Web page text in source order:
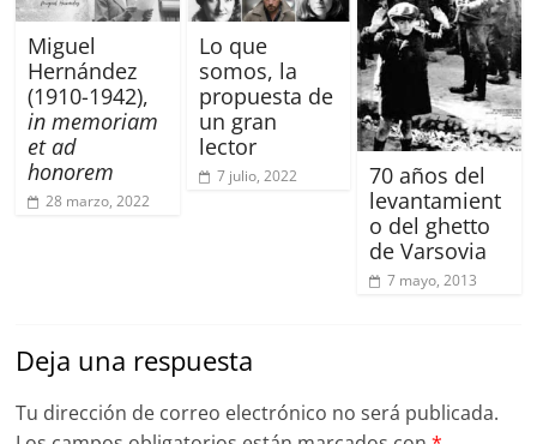
Miguel
Hernández
(1910-1942),
in memoriam
et ad
honorem
28 marzo, 2022
Lo que
somos, la
propuesta de
un gran
lector
7 julio, 2022
70 años del
levantamient
o del ghetto
de Varsovia
7 mayo, 2013
Deja una respuesta
Tu dirección de correo electrónico no será publicada.